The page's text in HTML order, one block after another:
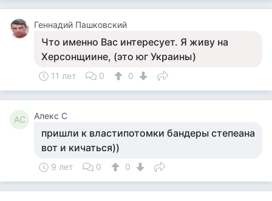
Геннадий Пашковский
Что именно Вас интересует. Я живу на
Херсонщиине, (это юг Украины)
11 лет 0 0
АС Алекс С
пришли к властипотомки бандеры степеана
вот и кичаться))
9 лет 0 0